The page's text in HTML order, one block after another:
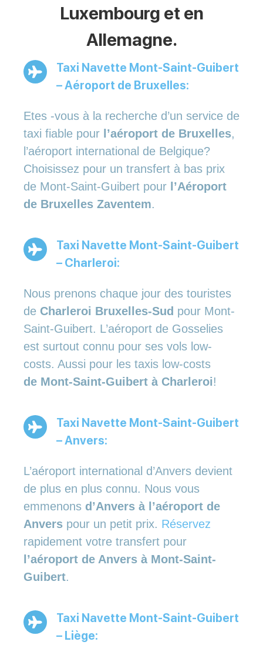
Luxembourg et en
Allemagne.
Taxi Navette Mont-Saint-Guibert
– Aéroport de Bruxelles:
Etes -vous à la recherche d’un service de
taxi fiable pour l’aéroport de Bruxelles,
l’aéroport international de Belgique?
Choisissez pour un transfert à bas prix
de Mont-Saint-Guibert pour l’Aéroport
de Bruxelles Zaventem.
Taxi Navette Mont-Saint-Guibert
– Charleroi:
Nous prenons chaque jour des touristes
de Charleroi Bruxelles-Sud pour Mont-
Saint-Guibert. L’aéroport de Gosselies
est surtout connu pour ses vols low-
costs. Aussi pour les taxis low-costs
de Mont-Saint-Guibert à Charleroi!
Taxi Navette Mont-Saint-Guibert
– Anvers:
L’aéroport international d’Anvers devient
de plus en plus connu. Nous vous
emmenons d’Anvers à l’aéroport de
Anvers pour un petit prix. Réservez
rapidement votre transfert pour
l’aéroport de Anvers à Mont-Saint-
Guibert.
Taxi Navette Mont-Saint-Guibert
– Liège: